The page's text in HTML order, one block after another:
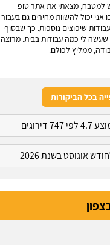
למטבח, מצאתי את אתר טופ
אני יכול להשוות מחירים גם בעבור
שיפוצים נוספות. כך שבסוף
לי כמה עבודות בבית. מרוצה
ממליץ לכולם.
בכל הביקורות
דירוגים
אוגוסט בשנת 2026